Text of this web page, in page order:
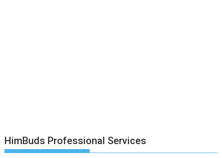
HimBuds Professional Services